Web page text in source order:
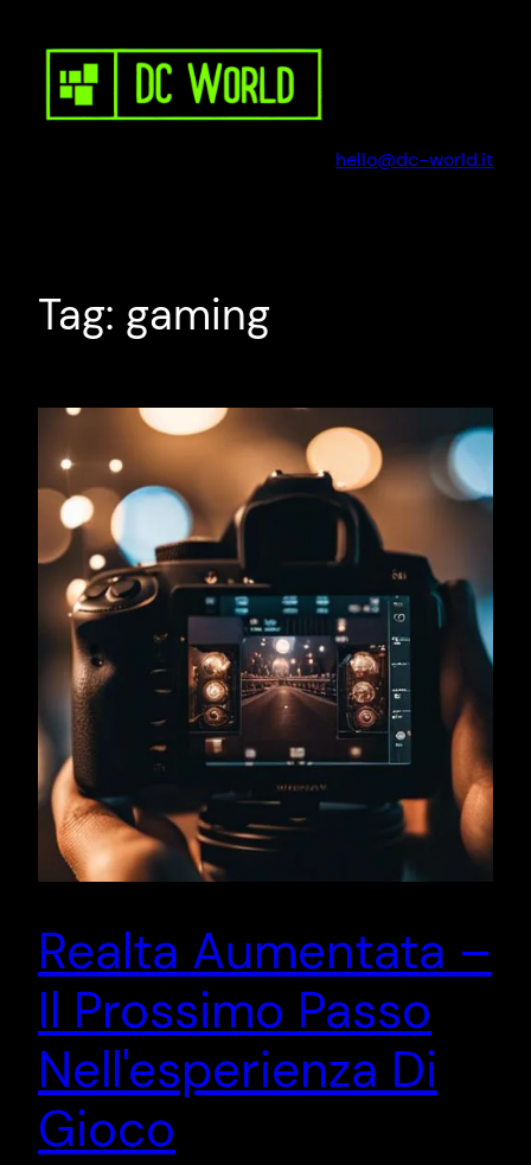
contenuto
hello@dc-world.it
Tag: gaming
Realta Aumentata –
Il Prossimo Passo
Nell'esperienza Di
Gioco